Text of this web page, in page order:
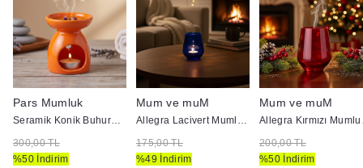
Pars Mumluk
Seramik Konik Buhurdanlık Turuncu
300,00 TL
%50 İndirim
Mum ve muM
Allegra Lacivert Mumluk 41536
175,00 TL
%49 İndirim
Mum ve muM
200,00 TL
%50 İndirim